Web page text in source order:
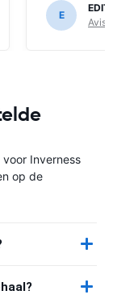
groet, Edith
E
Avis
Inverness
op de